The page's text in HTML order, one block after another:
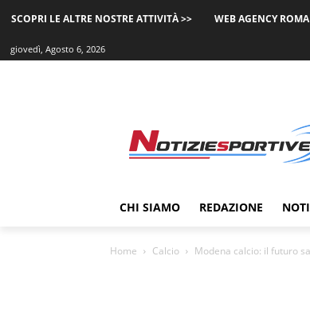
SCOPRI LE ALTRE NOSTRE ATTIVITÀ >> WEB AGENCY ROMA
giovedì, Agosto 6, 2026
CHI SIAMO REDAZIONE
Home Calcio Modena calcio: il futuro